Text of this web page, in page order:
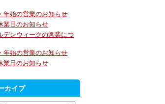
年始の営業のお知らせ
業日のお知らせ
デンウィークの営業につ
年始の営業のお知らせ
業日のお知らせ
カイブ